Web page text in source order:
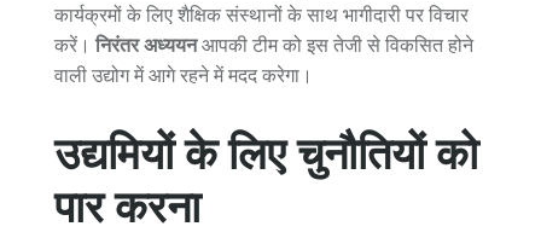
कार्यक्रमों के लिए शैक्षिक संस्थानों के साथ भागीदारी पर विचार
करें।निरंतर अध्ययनआपकी टीम को इस तेजी से विकसित होने
वाली उद्योग में आगे रहने में मदद करेगा।
उद्यमियों के लिए चुनौतियों को
पार करना